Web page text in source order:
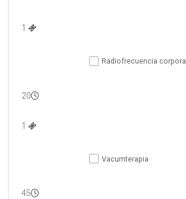
1
Radiofrecuencia corporal
20
1
Vacumterapia
45